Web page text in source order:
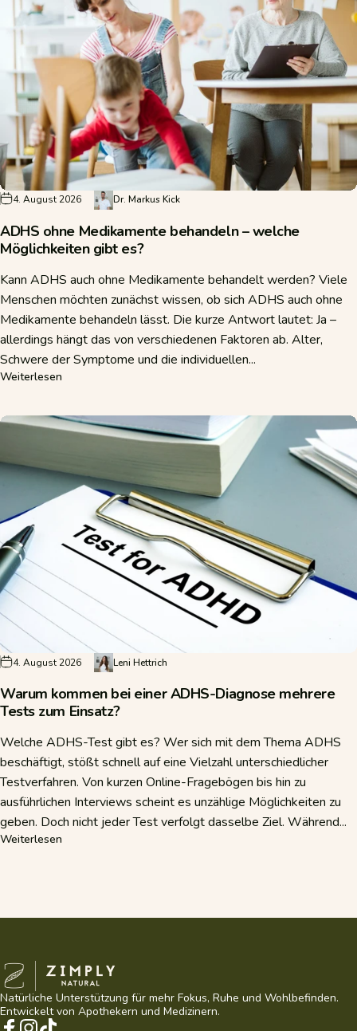
4. August 2026 Dr. Markus Kick
ADHS ohne Medikamente behandeln – welche
Möglichkeiten gibt es?
Kann ADHS auch ohne Medikamente behandelt werden? Viele
Menschen möchten zunächst wissen, ob sich ADHS auch ohne
Medikamente behandeln lässt. Die kurze Antwort lautet: Ja –
allerdings hängt das von verschiedenen Faktoren ab. Alter,
Schwere der Symptome und die individuellen...
Weiterlesen
4. August 2026 Leni Hettrich
Warum kommen bei einer ADHS-Diagnose mehrere
Tests zum Einsatz?
Welche ADHS-Test gibt es? Wer sich mit dem Thema ADHS
beschäftigt, stößt schnell auf eine Vielzahl unterschiedlicher
Testverfahren. Von kurzen Online-Fragebögen bis hin zu
ausführlichen Interviews scheint es unzählige Möglichkeiten zu
geben. Doch nicht jeder Test verfolgt dasselbe Ziel. Während...
Weiterlesen
Zimply Natural
Natürliche Unterstützung für mehr Fokus, Ruhe und Wohlbefinden.
Entwickelt von Apothekern und Medizinern.